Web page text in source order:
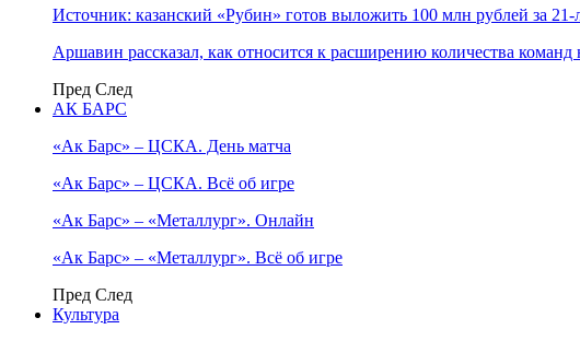
Источник: казанский «Рубин» готов выложить 100 млн рублей за 21-
Аршавин рассказал, как относится к расширению количества
Пред След
АК БАРС
«Ак Барс» – ЦСКА. День матча
«Ак Барс» – ЦСКА. Всё об игре
«Ак Барс» – «Металлург». Онлайн
«Ак Барс» – «Металлург». Всё об игре
Пред След
Культура